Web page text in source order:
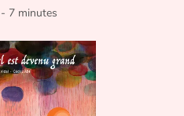
7 minutes